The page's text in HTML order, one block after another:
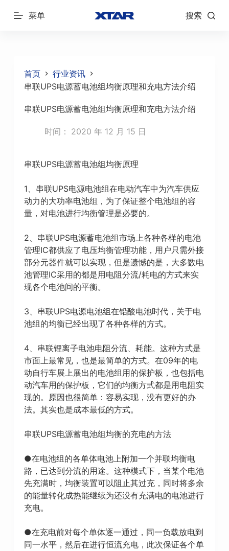
跳
菜单 搜索
首页
行业资讯
串联UPS电源蓄电池组均衡原理和充电方法介绍
串联UPS电源蓄电池组均衡原理和充电方法介绍
时间： 2020 年 12 月 15 日
串联UPS电源蓄电池组均衡原理
1、串联UPS电源电池组在电动汽车中为汽车供应
动力的大功率电池组，为了保证整个电池组的容
量，对电池进行均衡管理是必要的。
2、串联UPS电源蓄电池组市场上各种各样的电池
管理IC都供应了电压均衡管理功能，用户只需外接
部分元器件就可以实现，但是遗憾的是，大多数电
池管理IC采用的都是用电阻分流/耗电的方式来实
现各个电池间的平衡。
3、串联UPS电源电池组在铅酸电池时代，关于电
池组的均衡已经出现了各种各样的方式。
4、串联锂离子电池电阻分流、耗能。这种方式是
市面上最常见，也是最简单的方式。在09年的电
动自行车展上展出的电池组用的保护板，也包括电
动汽车用的保护板，它们的均衡方式都是用电阻实
现的。原因也很简单：容易实现，没有更好的办
法。其实也是成本最低的方式。
串联UPS电源蓄电池组均衡的充电的方法
●在电池组的各单体电池上附加一个并联均衡电
路，已达到分流的用途。这种模式下，当某个电池
先充满时，均衡装置可以阻止其过充，同时将多余
的能量转化成热能继续为还没有充满电的电池进行
充电。
●在充电前对每个单体逐一通过，同一负载放电到
同一水平，然后在进行恒流充电，此次保证各个单